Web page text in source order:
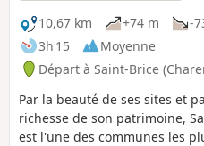
10,67 km
+74 m
-
3h 15
Moyenne
Départ à Saint-Brice
Par la beauté de ses sites et
richesse de son patrimoine,
est l'une des communes les